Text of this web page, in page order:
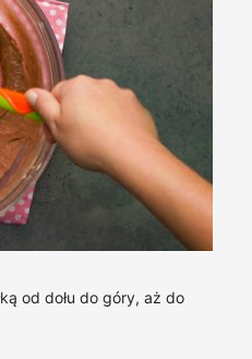
od dołu do góry, aż do